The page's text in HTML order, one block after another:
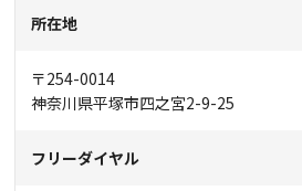
所在地
〒254-0014
神奈川県平塚市四之宮2-9-25
フリーダイヤル